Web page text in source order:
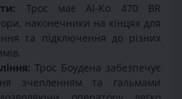
Трос має Al-Ko 470 BR
наконечники на кінцях для
та підключення до різних
Трос Боудена забезпечує
зчепленням та гальмами